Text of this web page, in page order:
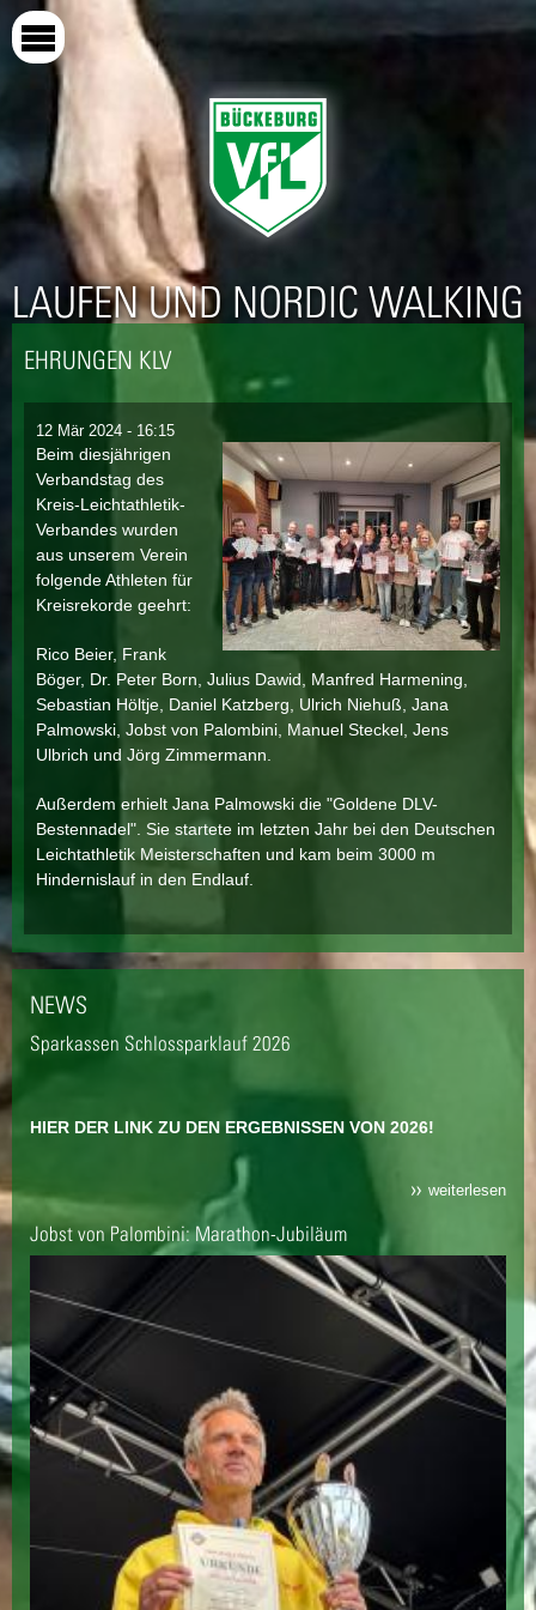
LAUFEN UND NORDIC WALKING
EHRUNGEN KLV
12 Mär 2024 - 16:15
Beim diesjährigen
Verbandstag des
Kreis-Leichtathletik-
Verbandes wurden
aus unserem Verein
folgende Athleten für
Kreisrekorde geehrt:
Rico Beier, Frank
Böger, Dr. Peter Born, Julius Dawid, Manfred Harmening,
Sebastian Höltje, Daniel Katzberg, Ulrich Niehuß, Jana
Palmowski, Jobst von Palombini, Manuel Steckel, Jens
Ulbrich und Jörg Zimmermann.
Außerdem erhielt Jana Palmowski die "Goldene DLV-
Bestennadel". Sie startete im letzten Jahr bei den Deutschen
Leichtathletik Meisterschaften und kam beim 3000 m
Hindernislauf in den Endlauf.
NEWS
Sparkassen Schlossparklauf 2026
HIER DER LINK ZU DEN ERGEBNISSEN VON 2026!
weiterlesen
Jobst von Palombini: Marathon-Jubiläum